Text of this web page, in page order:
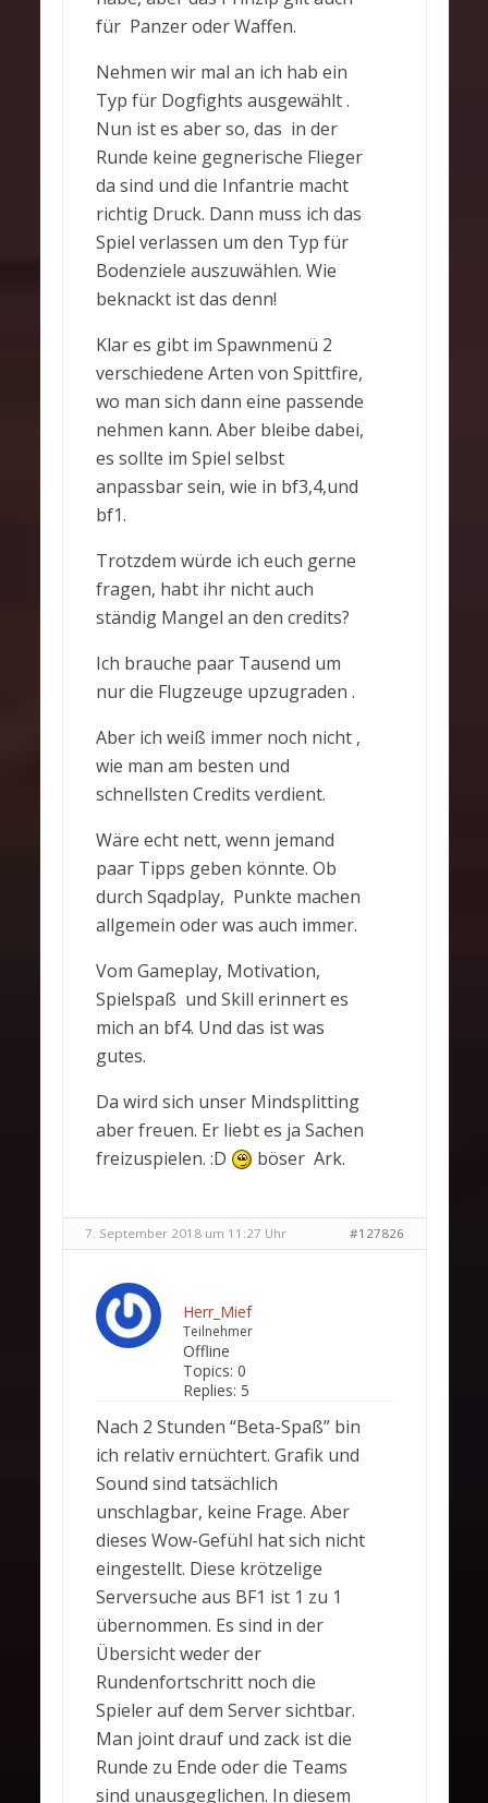
für Panzer oder Waffen.
Nehmen wir mal an ich hab ein
Typ für Dogfights ausgewählt .
Nun ist es aber so, das in der
Runde keine gegnerische Flieger
da sind und die Infantrie macht
richtig Druck. Dann muss ich das
Spiel verlassen um den Typ für
Bodenziele auszuwählen. Wie
beknackt ist das denn!
Klar es gibt im Spawnmenü 2
verschiedene Arten von Spittfire,
wo man sich dann eine passende
nehmen kann. Aber bleibe dabei,
es sollte im Spiel selbst
anpassbar sein, wie in bf3,4,und
bf1.
Trotzdem würde ich euch gerne
fragen, habt ihr nicht auch
ständig Mangel an den credits?
Ich brauche paar Tausend um
nur die Flugzeuge upzugraden .
Aber ich weiß immer noch nicht ,
wie man am besten und
schnellsten Credits verdient.
Wäre echt nett, wenn jemand
paar Tipps geben könnte. Ob
durch Sqadplay, Punkte machen
allgemein oder was auch immer.
Vom Gameplay, Motivation,
Spielspaß und Skill erinnert es
mich an bf4. Und das ist was
gutes.
Da wird sich unser Mindsplitting
aber freuen. Er liebt es ja Sachen
freizuspielen. :D
böser Ark.
7. September 2018 um 11:27 Uhr #127826
Herr_Mief
Teilnehmer
Offline
Topics: 0
Replies: 5
Nach 2 Stunden “Beta-Spaß” bin
ich relativ ernüchtert. Grafik und
Sound sind tatsächlich
unschlagbar, keine Frage. Aber
dieses Wow-Gefühl hat sich nicht
eingestellt. Diese krötzelige
Serversuche aus BF1 ist 1 zu 1
übernommen. Es sind in der
Übersicht weder der
Rundenfortschritt noch die
Spieler auf dem Server sichtbar.
Man joint drauf und zack ist die
Runde zu Ende oder die Teams
sind unausgeglichen. In diesem